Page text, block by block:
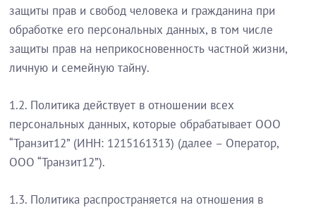
защиты прав и свобод человека и гражданина при
обработке его персональных данных, в том числе
защиты прав на неприкосновенность частной жизни,
личную и семейную тайну.
1.2. Политика действует в отношении всех
персональных данных, которые обрабатывает ООО
“Транзит12” (ИНН: 1215161313) (далее – Оператор,
ООО “Транзит12”).
1.3. Политика распространяется на отношения в